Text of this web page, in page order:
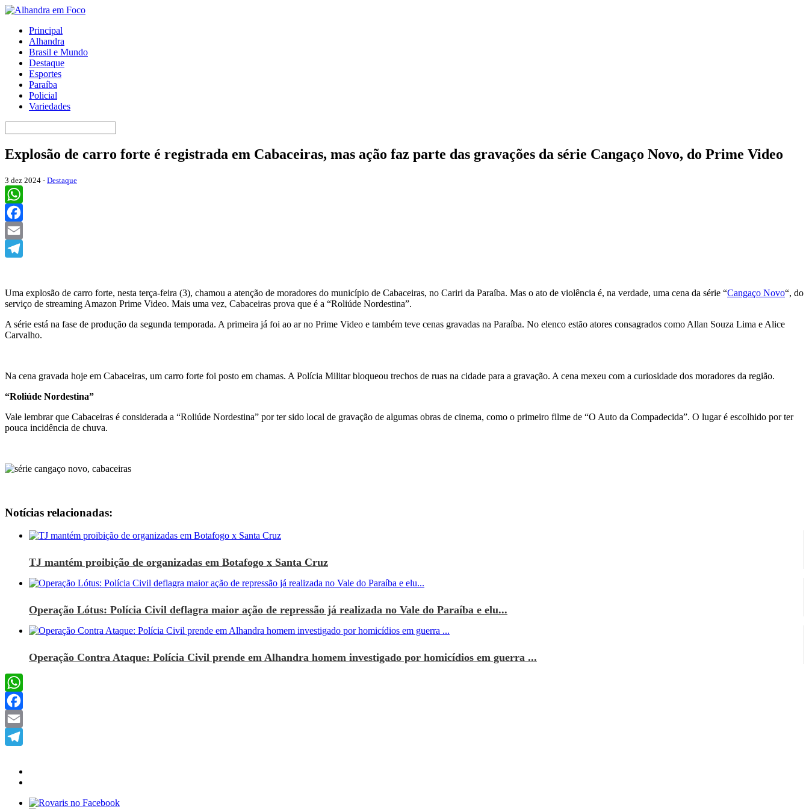
Principal
Alhandra
Brasil e Mundo
Destaque
Esportes
Paraíba
Policial
Variedades
Explosão de carro forte é registrada em Cabaceiras, mas ação faz parte das gravações da série Cangaço Novo, do Prime Video
3 dez 2024 - Destaque
WhatsApp
Facebook
Email
Uma explosão de carro forte, nesta terça-feira (3), chamou a atenção de moradores do município de Cabaceiras, no Cariri da Paraíba. Mas o ato de violência é, na verdade, uma cena da série “Cangaço Novo“, do
serviço de streaming Amazon Prime Video. Mais uma vez, Cabaceiras prova que é a “Roliúde Nordestina”.
A série está na fase de produção da segunda temporada. A primeira já foi ao ar no Prime Video e também teve cenas gravadas na Paraíba. No elenco estão atores consagrados como Allan Souza Lima e Alice
Carvalho.
Na cena gravada hoje em Cabaceiras, um carro forte foi posto em chamas. A Polícia Militar bloqueou trechos de ruas na cidade para a gravação. A cena mexeu com a curiosidade dos moradores da região.
“Roliúde Nordestina”
Vale lembrar que Cabaceiras é considerada a “Roliúde Nordestina” por ter sido local de gravação de algumas obras de cinema, como o primeiro filme de “O Auto da Compadecida”. O lugar é escolhido por ter
pouca incidência de chuva.
Notícias relacionadas:
TJ mantém proibição de organizadas em Botafogo x Santa Cruz
Operação Lótus: Polícia Civil deflagra maior ação de repressão já realizada no Vale do Paraíba e elu...
Operação Contra Ataque: Polícia Civil prende em Alhandra homem investigado por homicídios em guerra ...
WhatsApp
Facebook
Email